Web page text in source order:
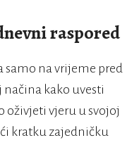
raspored
na vrijeme pred
kako uvesti
oživjeti vjeru u svojoj
kratku zajedničku